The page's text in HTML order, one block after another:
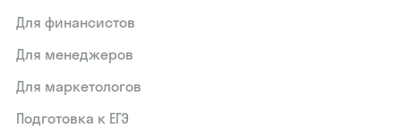
Для финансистов
Для менеджеров
Для маркетологов
Подготовка к ЕГЭ